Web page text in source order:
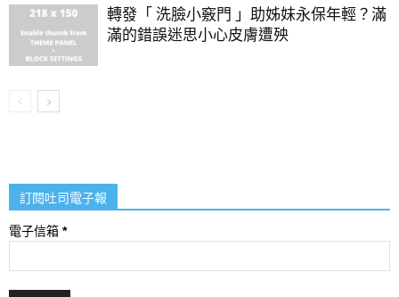
轉發「 洗臉小竅門 」助姊妹永保年輕？滿
滿的錯誤迷思小心皮膚遭殃
訂閱吐司電子報
電子信箱 *